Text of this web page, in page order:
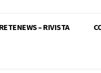
– RIVISTA